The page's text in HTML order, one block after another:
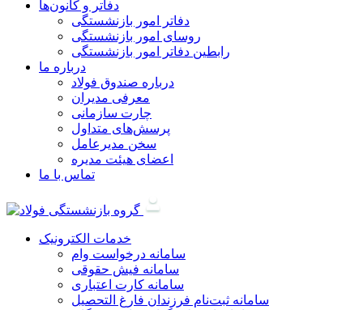
دفاتر و کانون‌ها
دفاتر امور بازنشستگی
روسای امور بازنشستگی
رابطین دفاتر امور بازنشستگی
درباره ما
درباره صندوق فولاد
معرفی مدیران
چارت سازمانی
پرسش‌های متداول
سخن مدیرعامل
اعضای هیئت مدیره
تماس با ما
خدمات الکترونیک
سامانه درخواست وام
سامانه فیش حقوقی
سامانه کارت اعتباری
سامانه ثبت‌نام فرزندان فارغ التحصيل